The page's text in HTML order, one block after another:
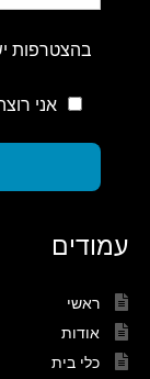
בהצטרפות
אני
עמודים
ראשי
אודות
כלי בית